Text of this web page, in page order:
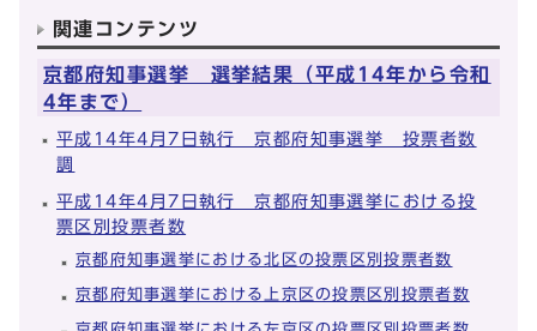
関連コンテンツ
京都府知事選挙 選挙結果（平成14年から令和
4年まで）
平成14年4月7日執行 京都府知事選挙 投票者数
調
平成14年4月7日執行 京都府知事選挙における投
票区別投票者数
京都府知事選挙における北区の投票区別投票者数
京都府知事選挙における上京区の投票区別投票者数